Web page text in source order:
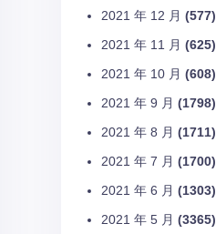
2021 年 12 月 (577)
2021 年 11 月 (625)
2021 年 10 月 (608)
2021 年 9 月 (1798)
2021 年 8 月 (1711)
2021 年 7 月 (1700)
2021 年 6 月 (1303)
2021 年 5 月 (3365)